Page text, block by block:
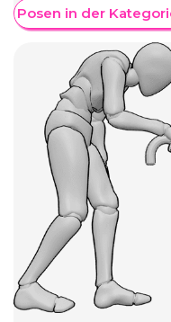
Posen in der